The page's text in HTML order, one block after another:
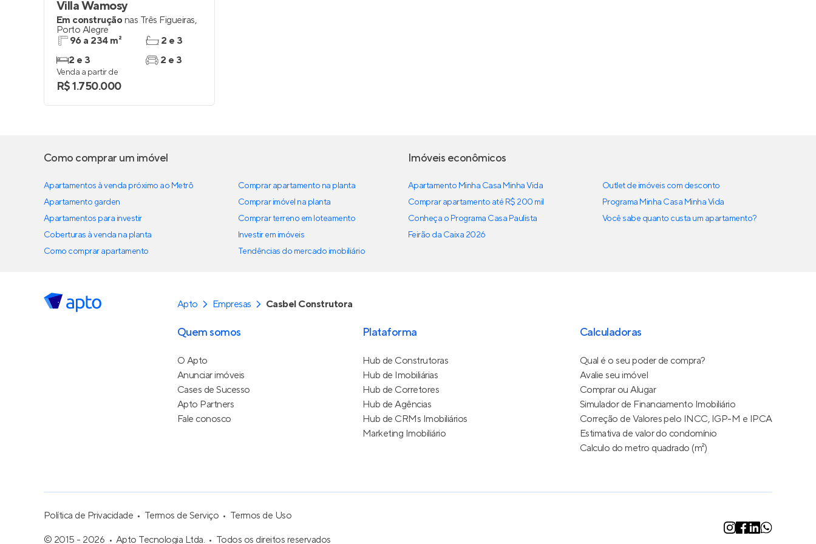
Villa Wamosy
Em construçãonas Três Figueiras,
Porto Alegre
96 a 234 m²
2 e 3
2 e 3
2 e 3
Venda a partir de
R$ 1.750.000
Como comprar um imóvel
Apartamentos à venda próximo ao Metrô
Apartamento garden
Apartamentos para investir
Coberturas à venda na planta
Como comprar apartamento
Comprar apartamento na planta
Comprar imóvel na planta
Comprar terreno em loteamento
Investir em imóveis
Tendências do mercado imobiliário
Imóveis econômicos
Apartamento Minha Casa Minha Vida
Comprar apartamento até R$ 200 mil
Conheça o Programa Casa Paulista
Feirão da Caixa 2026
Outlet de imóveis com desconto
Programa Minha Casa Minha Vida
Você sabe quanto custa um apartamento?
Apto Empresas Casbel Construtora
Quem somos
O Apto
Anunciar imóveis
Cases de Sucesso
Apto Partners
Fale conosco
Plataforma
Hub de Construtoras
Hub de Imobiliárias
Hub de Corretores
Hub de Agências
Hub de CRMs Imobiliários
Marketing Imobiliário
Calculadoras
Qual é o seu poder de compra?
Avalie seu imóvel
Comprar ou Alugar
Simulador de Financiamento Imobiliário
Correção de Valores pelo INCC, IGP-M e IPCA
Estimativa de valor do condomínio
Calculo do metro quadrado (m²)
Política de Privacidade Termos de Serviço
Termos de Uso
© 2015 - 2026
Apto Tecnologia Ltda. Todos os direitos reservados